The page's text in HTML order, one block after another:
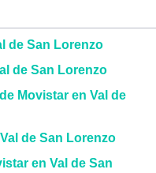
de San Lorenzo
de San Lorenzo
Movistar en Val de
de San Lorenzo
en Val de San